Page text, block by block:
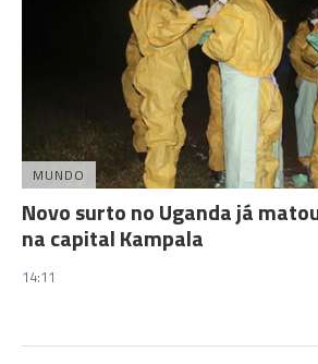
MUNDO
Novo surto no Uganda já
na capital Kampala
14:11